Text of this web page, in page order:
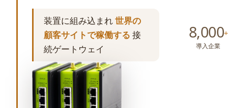
装置に組み込まれ世界の
顧客サイトで稼働する 接
続ゲートウェイ
8,000+
導入企業